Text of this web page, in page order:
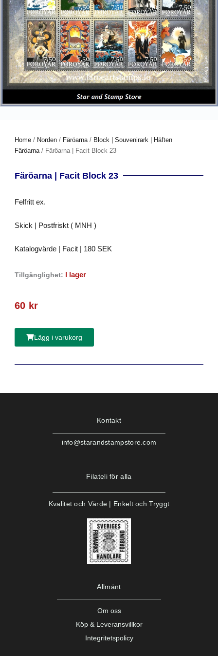
Home / Norden / Färöarna / Block | Souvenirark | Häften
Färöarna / Färöarna | Facit Block 23
Färöarna | Facit Block 23
Felfritt ex.
Skick | Postfriskt ( MNH )
Katalogvärde | Facit | 180 SEK
Tillgänglighet: I lager
60 kr
Lägg i varukorg
Kontakt
info@starandstampstore.com
Filateli för alla
Kvalitet och Värde | Enkelt och Tryggt
Allmänt
Om oss
Köp & Leveransvillkor
Integritetspolicy